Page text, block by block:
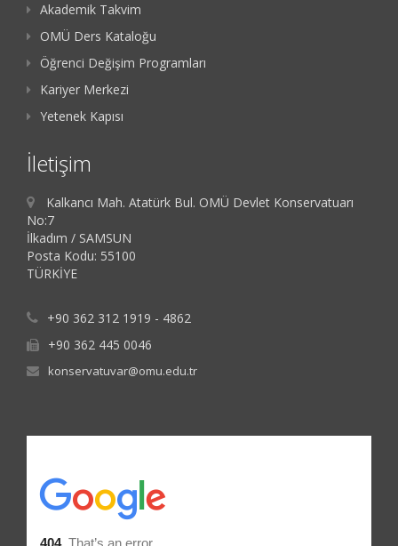
Akademik Takvim
OMÜ Ders Kataloğu
Öğrenci Değişim Programları
Kariyer Merkezi
Yetenek Kapısı
İletişim
Kalkancı Mah. Atatürk Bul. OMÜ Devlet Konservatuarı
No:7
İlkadım / SAMSUN
Posta Kodu: 55100
TÜRKİYE
+90 362 312 1919 - 4862
+90 362 445 0046
konservatuvar@omu.edu.tr